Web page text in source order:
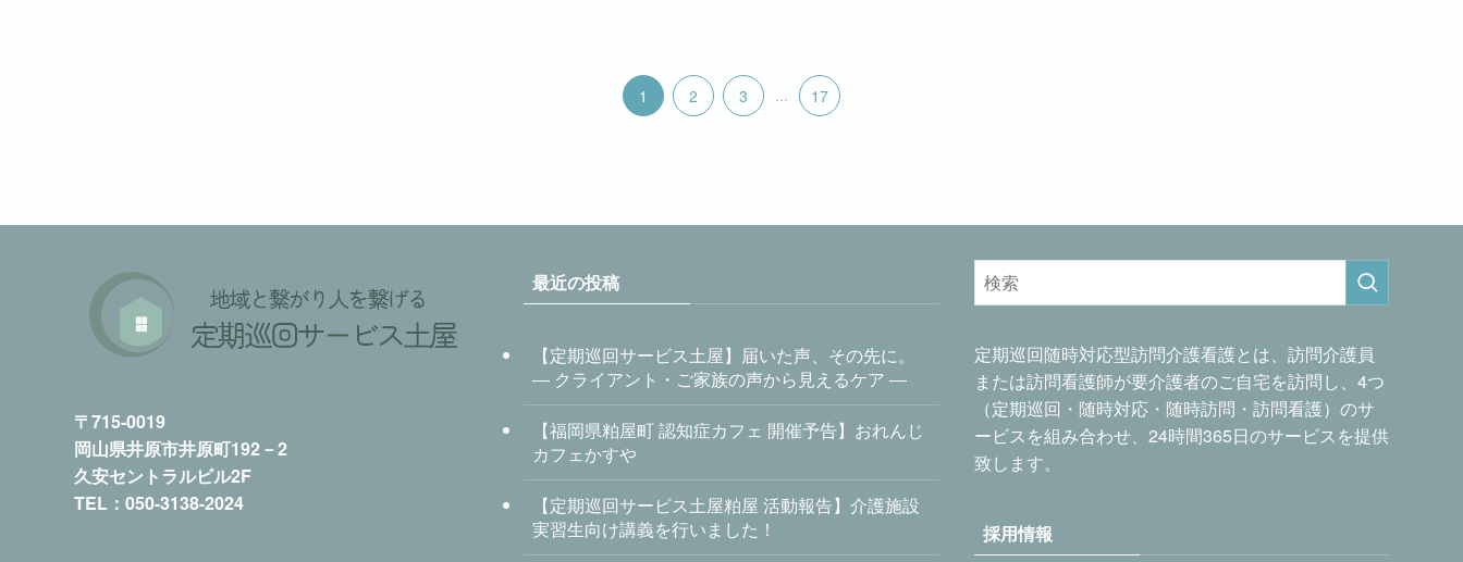
1 2 3 ... 17
〒715-0019
岡山県井原市井原町192－2
久安セントラルビル2F
TEL：050-3138-2024
最近の投稿
【定期巡回サービス土屋】届いた声、その先に。
― クライアント・ご家族の声から見えるケア ―
【福岡県粕屋町 認知症カフェ 開催予告】おれんじ
カフェかすや
【定期巡回サービス土屋粕屋 活動報告】介護施設
実習生向け講義を行いました！
定期巡回随時対応型訪問介護看護とは、訪問介護員
または訪問看護師が要介護者のご自宅を訪問し、4つ
（定期巡回・随時対応・随時訪問・訪問看護）のサ
ービスを組み合わせ、24時間365日のサービスを提供
致します。
採用情報